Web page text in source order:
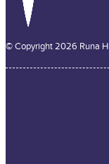
© Copyright 2026 Runa